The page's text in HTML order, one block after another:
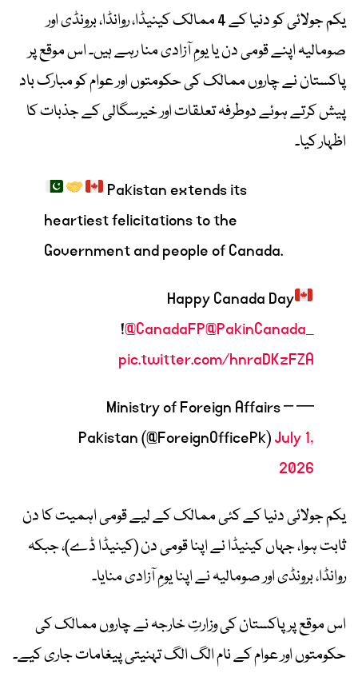
یکم جولائی کو دنیا کے 4 ممالک کینیڈا، روانڈا، برونڈی اور
صومالیہ اپنے قومی دن یا یومِ آزادی منا رہے ہیں۔ اس موقع پر
پاکستان نے چاروں ممالک کی حکومتوں اور عوام کو مبارک باد
پیش کرتے ہوئے دوطرفہ تعلقات اور خیرسگالی کے جذبات کا
اظہار کیا۔
Pakistan extends its
heartiest felicitations to the
Government and people of Canada.
Happy Canada Day
!@CanadaFP@PakinCanada_
pic.twitter.com/hnraDKzFZA
— Ministry of Foreign Affairs –
Pakistan (@ForeignOfficePk)July 1,
2026
یکم جولائی دنیا کے کئی ممالک کے لیے قومی اہمیت کا دن
ثابت ہوا، جہاں کینیڈا نے اپنا قومی دن (کینیڈا ڈے)، جبکہ
روانڈا، برونڈی اور صومالیہ نے اپنا یومِ آزادی منایا۔
اس موقع پر پاکستان کی وزارتِ خارجہ نے چاروں ممالک کی
حکومتوں اور عوام کے نام الگ الگ تہنیتی پیغامات جاری کیے۔